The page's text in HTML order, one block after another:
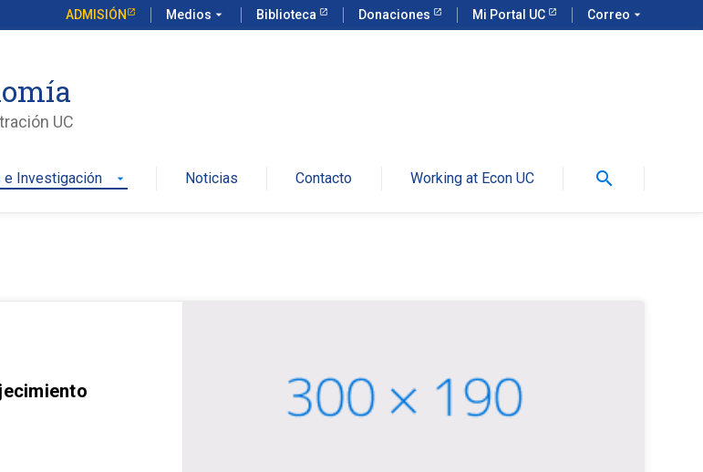
ADMISIÓN Medios arrow_drop_down Biblioteca Donaciones Mi Portal UC Correo arrow_drop_down
UC
e Investigación arrow_drop_down Noticias Contacto Working at Econ UC search